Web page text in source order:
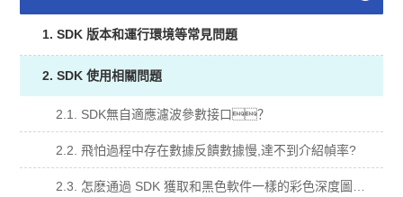
1. SDK 版本和運行環境等常見問題
2. SDK 使用相關問題
2.1. SDK無自適應濾波參數接口？
2.2. 飛怕過程中存在數據反饋數據慢,達不到介紹幀率?